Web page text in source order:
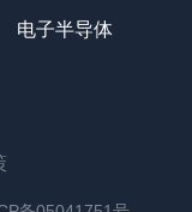
电子半导体